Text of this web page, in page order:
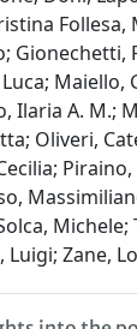
Gionechetti,
Maiello,
Ilaria A. M.;
Oliveri,
Michele;
Luigi; Zane,